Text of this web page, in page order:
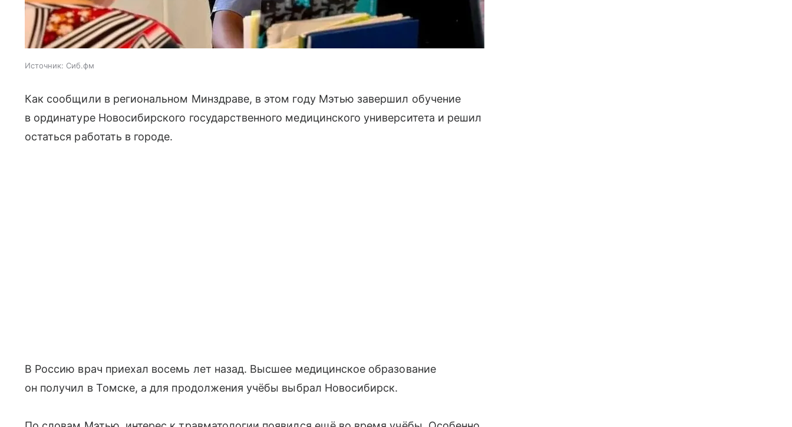
Источник: Сиб.фм
Как сообщили в региональном Минздраве, в этом году Мэтью завершил обучение
в ординатуре Новосибирского государственного медицинского университета и решил
остаться работать в городе.
В Россию врач приехал восемь лет назад. Высшее медицинское образование
он получил в Томске, а для продолжения учёбы выбрал Новосибирск.